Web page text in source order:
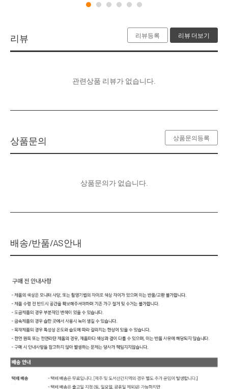
리뷰 리뷰등록 리뷰 더보기
관련상품 리뷰가 없습니다.
상품문의 상품문의등록
상품문의가 없습니다.
배송/반품/AS안내